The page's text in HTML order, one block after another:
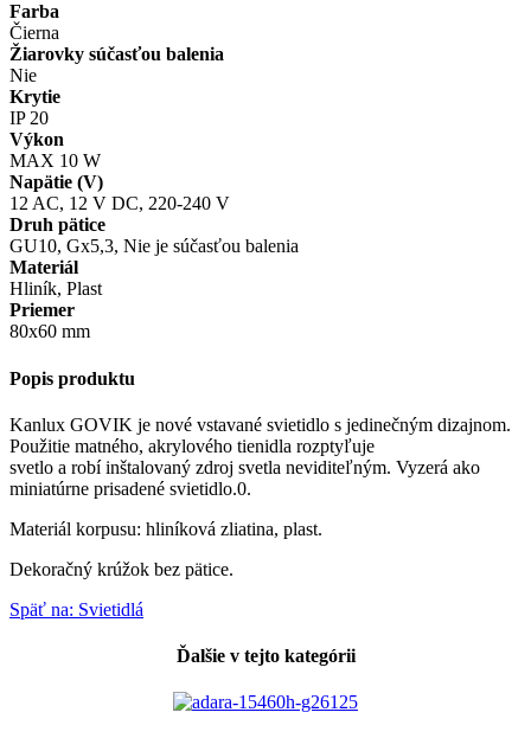
Farba
Čierna
Žiarovky súčasťou balenia
Nie
Krytie
IP 20
Výkon
MAX 10 W
Napätie (V)
12 AC, 12 V DC, 220-240 V
Druh pätice
GU10, Gx5,3, Nie je súčasťou balenia
Materiál
Hliník, Plast
Priemer
80x60 mm
Popis produktu
Kanlux GOVIK je nové vstavané svietidlo s jedinečným dizajnom.
Použitie matného, akrylového tienidla rozptyľuje
svetlo a robí inštalovaný zdroj svetla neviditeľným. Vyzerá ako
miniatúrne prisadené svietidlo.0.
Materiál korpusu: hliníková zliatina, plast.
Dekoračný krúžok bez pätice.
Späť na: Svietidlá
Ďalšie v tejto kategórii